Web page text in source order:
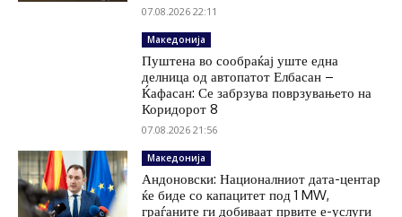
07.08.2026 22:11
Македонија
Пуштена во сообраќај уште една
делница од автопатот Елбасан –
Ќафасан: Се забрзува поврзувањето на
Коридорот 8
07.08.2026 21:56
Македонија
Андоновски: Националниот дата-центар
ќе биде со капацитет под 1 MW,
граѓаните ги добиваат првите е-услуги